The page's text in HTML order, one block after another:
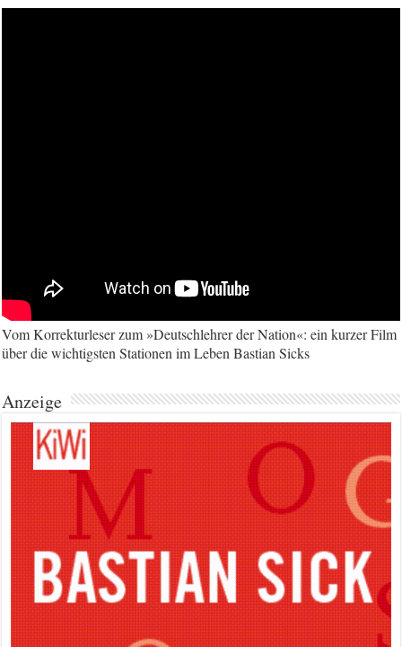
Vom Korrekturleser zum »Deutschlehrer der Nation«: ein kurzer Film
über die wichtigsten Stationen im Leben Bastian Sicks
Anzeige